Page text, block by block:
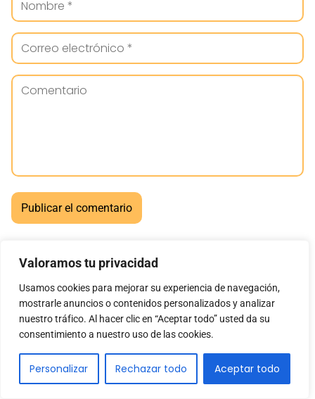
Valoramos tu privacidad
Usamos cookies para mejorar su experiencia de navegación,
mostrarle anuncios o contenidos personalizados y analizar
nuestro tráfico. Al hacer clic en “Aceptar todo” usted da su
consentimiento a nuestro uso de las cookies.
Personalizar Rechazar todo Aceptar todo
Ciro Toribio
10/07/2024 a las 12:08
¿Y si es más eficiente aprender a usar un osciloscopio
analógico antes que uno de captura de datos? ¡Debate
encendido! 😜